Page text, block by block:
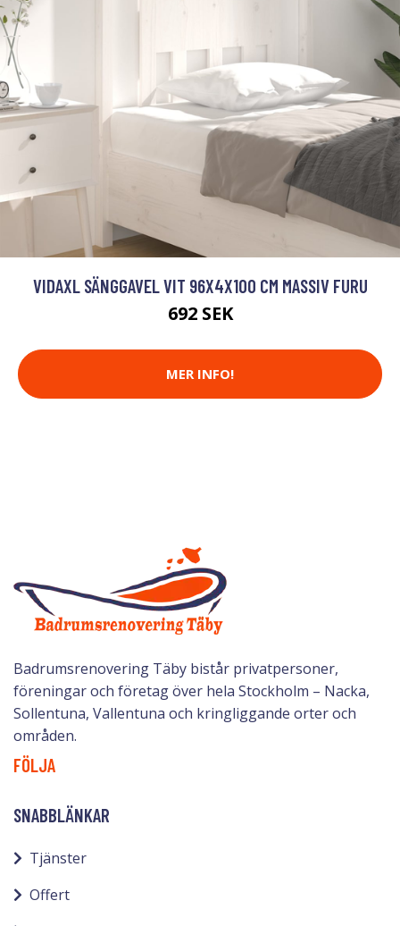
VIDAXL SÄNGGAVEL VIT 96X4X100 CM MASSIV FURU
692 SEK
MER INFO!
Badrumsrenovering Täby bistår privatpersoner,
föreningar och företag över hela Stockholm – Nacka,
Sollentuna, Vallentuna och kringliggande orter och
områden.
FÖLJA
SNABBLÄNKAR
Tjänster
Offert